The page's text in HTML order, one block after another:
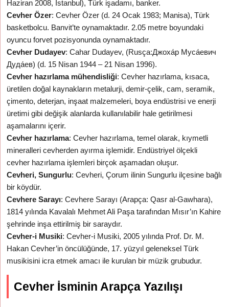
Haziran 2008, İstanbul), Türk işadamı, banker.
Cevher Özer: Cevher Özer (d. 24 Ocak 1983; Manisa), Türk
basketbolcu. Banvit’te oynamaktadır. 2.05 metre boyundaki
oyuncu forvet pozisyonunda oynamaktadır.
Cevher Dudayev: Cahar Dudayev, (Rusça:Джоха́р Муса́евич
Дуда́ев) (d. 15 Nisan 1944 – 21 Nisan 1996).
Cevher hazırlama mühendisliği: Cevher hazırlama, kısaca,
üretilen doğal kaynakların metalurji, demir-çelik, cam, seramik,
çimento, deterjan, inşaat malzemeleri, boya endüstrisi ve enerji
üretimi gibi değişik alanlarda kullanılabilir hale getirilmesi
aşamalarını içerir.
Cevher hazırlama: Cevher hazırlama, temel olarak, kıymetli
mineralleri cevherden ayırma işlemidir. Endüstriyel ölçekli
cevher hazırlama işlemleri birçok aşamadan oluşur.
Cevheri, Sungurlu: Cevheri, Çorum ilinin Sungurlu ilçesine bağlı
bir köydür.
Cevhere Sarayı: Cevhere Sarayı (Arapça: Qasr al-Gawhara),
1814 yılında Kavalalı Mehmet Ali Paşa tarafından Mısır’ın Kahire
şehrinde inşa ettirilmiş bir saraydır.
Cevher-i Musiki: Cevher-i Musiki, 2005 yılında Prof. Dr. M.
Hakan Cevher’in öncülüğünde, 17. yüzyıl geleneksel Türk
musikisini icra etmek amacı ile kurulan bir müzik grubudur.
Cevher İsminin Arapça Yazılışı